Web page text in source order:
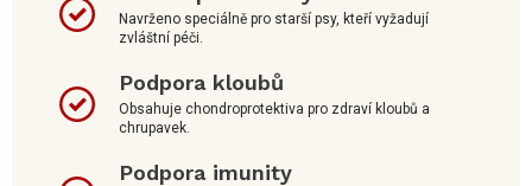
Navrženo speciálně pro starší psy, kteří vyžadují
zvláštní péči.
Podpora kloubů
Obsahuje chondroprotektiva pro zdraví kloubů a
chrupavek.
Podpora imunity